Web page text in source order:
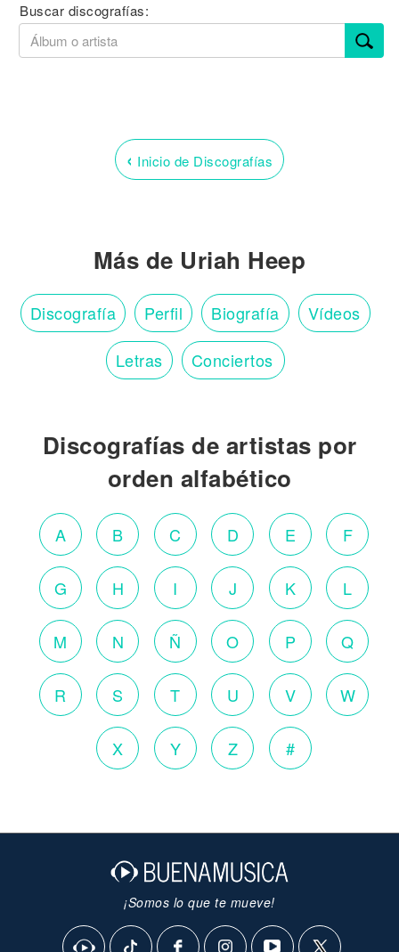
Buscar discografías:
‹ Inicio de Discografías
Más de Uriah Heep
Discografía Perfil Biografía Vídeos
Letras Conciertos
Discografías de artistas por
orden alfabético
A B C D E F
G H I J K L
M N Ñ O P Q
R S T U V W
X Y Z #
¡Somos lo que te mueve!